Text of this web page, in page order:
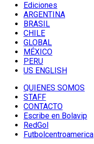
Ediciones
ARGENTINA
BRASIL
CHILE
GLOBAL
MÉXICO
PERU
US ENGLISH
QUIENES SOMOS
STAFF
CONTACTO
Escribe en Bolavip
RedGol
Futbolcentroamerica